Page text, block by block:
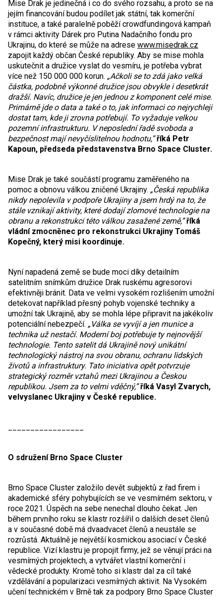
Mise Drak je jedinečná i co do svého rozsahu, a proto se na
jejím financování budou podílet jak státní, tak komerční
instituce, a také paralelně poběží crowdfundingová kampaň
v rámci aktivity Dárek pro Putina Nadačního fondu pro
Ukrajinu, do které se může na adrese www.misedrak.cz
zapojit každý občan České republiky. Aby se mise mohla
uskutečnit a družice vyslat do vesmíru, je potřeba vybrat
více než 150 000 000 korun. „Ačkoli se to zdá jako velká
částka, podobně výkonné družice jsou obvykle i desetkrát
dražší. Navíc, družice je jen jednou z komponent celé mise.
Primárně jde o data a také o to, jak informaci co nejrychleji
dostat tam, kde ji zrovna potřebují. To vyžaduje velkou
pozemní infrastrukturu. V neposlední řadě svoboda a
bezpečnost mají nevyčíslitelnou hodnotu,”říká Petr
Kapoun, předseda představenstva Brno Space Cluster.
Mise Drak je také součástí programu zaměřeného na
pomoc a obnovu válkou zničené Ukrajiny. „Česká republika
nikdy nepolevila v podpoře Ukrajiny a jsem hrdý na to, že
stále vznikají aktivity, které dodají zlomové technologie na
obranu a rekonstrukci této válkou zasažené země,” říká
vládní zmocněnec pro rekonstrukci Ukrajiny Tomáš
Kopečný, který misi koordinuje.
Nyní napadená země se bude moci díky detailním
satelitním snímkům družice Drak ruskému agresorovi
efektivněji bránit. Data ve velmi vysokém rozlišením umožní
detekovat například přesný pohyb vojenské techniky a
umožní tak Ukrajině, aby se mohla lépe připravit na jakékoliv
potenciální nebezpečí. „Válka se vyvíjí a jen munice a
technika už nestačí. Moderní boj potřebuje ty nejnovější
technologie. Tento satelit dá Ukrajině nový unikátní
technologický nástroj na svou obranu, ochranulidských
životů a infrastruktury. Tato iniciativa opět potvrzuje
strategický rozměr vztahů mezi Ukrajinou a Českou
republikou. Jsem za to velmi vděčný,” říká Vasyl Zvarych,
velvyslanec Ukrajiny v České republice.
O sdružení Brno Space Cluster
Brno Space Cluster založilo devět subjektů z řad firem i
akademické sféry pohybujících se ve vesmírném sektoru, v
roce 2021. Úspěch na sebe nenechal dlouho čekat. Jen
během prvního roku se klastr rozšířil o dalších deset členů
a v současné době má dvaadvacet členů a neustále se
rozrůstá. Aktuálně je největší kosmickou asociací v České
republice. Vizí klastru je propojit firmy, jež se věnují práci na
vesmírných projektech, a vytvářet vlastní komerční i
vědecké produkty. Kromě toho si klastr dal za cíl také
vzdělávání a popularizaci vesmírných aktivit. Na Vysokém
učení technickém v Brně tak za podpory Brno Space Cluster